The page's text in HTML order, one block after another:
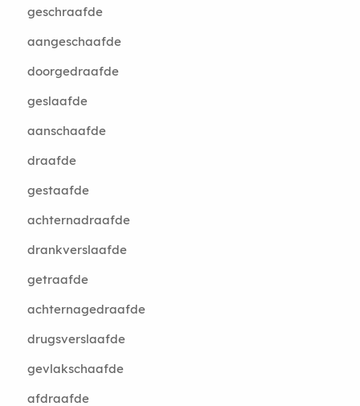
geschraafde
aangeschaafde
doorgedraafde
geslaafde
aanschaafde
draafde
gestaafde
achternadraafde
drankverslaafde
getraafde
achternagedraafde
drugsverslaafde
gevlakschaafde
afdraafde